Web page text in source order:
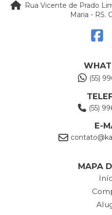
Rua Vicente de Prado
Maria - RS.
(55)
(55)
E-
MAPA